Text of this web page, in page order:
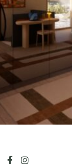
Open Space
Appartamenti